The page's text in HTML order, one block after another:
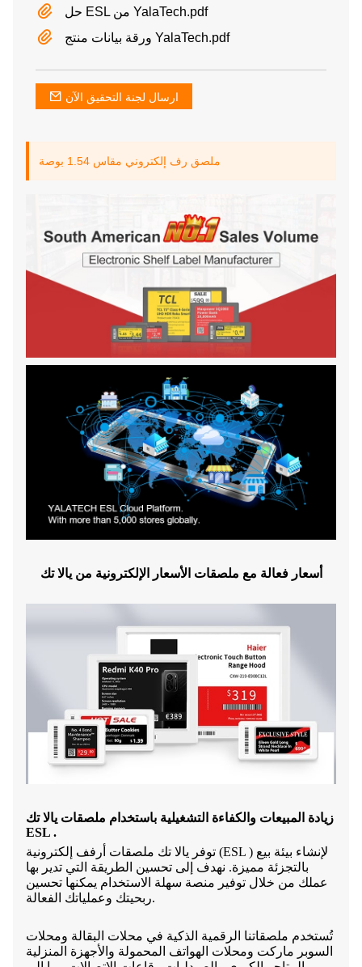
حل ESL من YalaTech.pdf
ورقة بيانات منتج YalaTech.pdf
ارسال لجنة التحقيق الآن
ملصق رف إلكتروني مقاس 1.54 بوصة
أسعار فعالة مع ملصقات الأسعار الإلكترونية من يالا تك
زيادة المبيعات والكفاءة التشغيلية باستخدام ملصقات يالا تك
ESL .
توفر يالا تك ملصقات أرفف إلكترونية (ESL ) لإنشاء بيئة بيع
بالتجزئة مميزة. نهدف إلى تحسين الطريقة التي تدير بها
عملك من خلال توفير منصة سهلة الاستخدام يمكنها تحسين
ربحيتك وعملياتك الفعالة.
تُستخدم ملصقاتنا الرقمية الذكية في محلات البقالة ومحلات
السوبر ماركت ومحلات الهواتف المحمولة والأجهزة المنزلية